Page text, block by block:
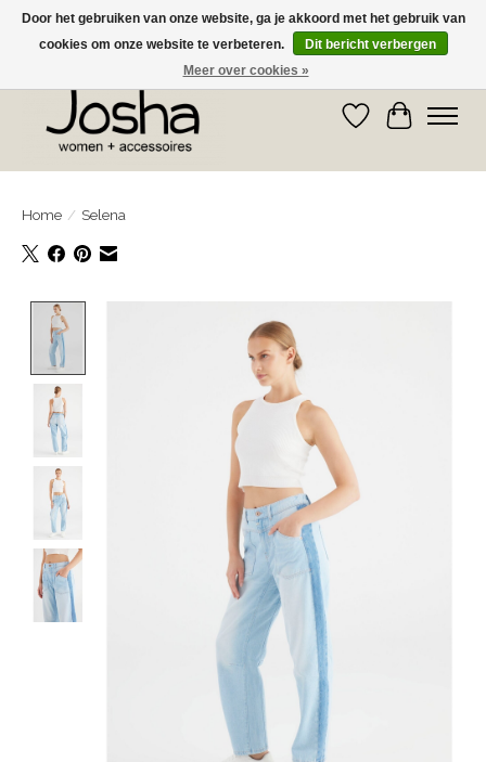
GRATIS OPHALEN IN DE WINKEL EN GRATIS VERZENDING VANAF € 75,00
Verlanglijst
Home / Selena
Door het gebruiken van onze website, ga je akkoord met het gebruik van
cookies om onze website te verbeteren.
Dit bericht verbergen
Meer over cookies »